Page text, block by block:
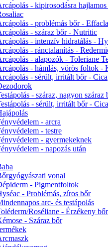
- kipirosodásra
- problémás bőr -
- száraz bőr - Nutritic
- intenzív hidratálás -
- ránctalanítás -
- alapozók - Toleriane
- hámlás, vörös foltok -
- sérült, irritált bőr -
- száraz, nagyon
- sérült, irritált bőr -
- arcra
- testre
- gyermekeknek
- napozás után
vonal
- Pigmentfoltok
- Problémás, zíros bőr
arc- és testápolás
Roséliane - Érzékeny bőr
- Száraz bőr